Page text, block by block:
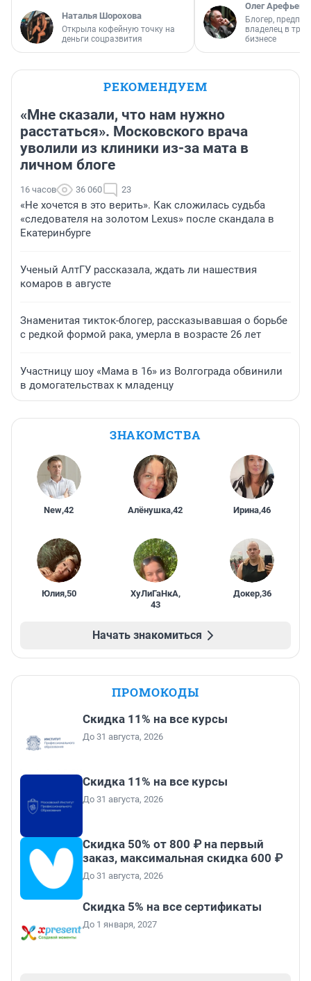
Наталья Шорохова
Открыла кофейную точку на
деньги соцразвития
Олег Арефьев
Блогер,
владелец в
бизнесе
РЕКОМЕНДУЕМ
«Мне сказали, что нам нужно
расстаться». Московского врача
уволили из клиники из-за мата в
личном блоге
16 часов 36 060 23
«Не хочется в это верить». Как сложилась судьба
«следователя на золотом Lexus» после скандала в
Екатеринбурге
Ученый АлтГУ рассказала, ждать ли нашествия
комаров в августе
Знаменитая тикток-блогер, рассказывавшая о борьбе
с редкой формой рака, умерла в возрасте 26 лет
Участницу шоу «Мама в 16» из Волгограда обвинили
в домогательствах к младенцу
ЗНАКОМСТВА
New,42 Алёнушка,42 Ирина,46
Юлия,50 ХуЛиГаНкА,
43
Докер,36
Начать знакомиться
ПРОМОКОДЫ
Скидка 11% на все курсы
До 31 августа, 2026
Скидка 11% на все курсы
До 31 августа, 2026
Скидка 50% от 800 ₽ на первый
заказ, максимальная скидка 600 ₽
До 31 августа, 2026
Скидка 5% на все сертификаты
До 1 января, 2027